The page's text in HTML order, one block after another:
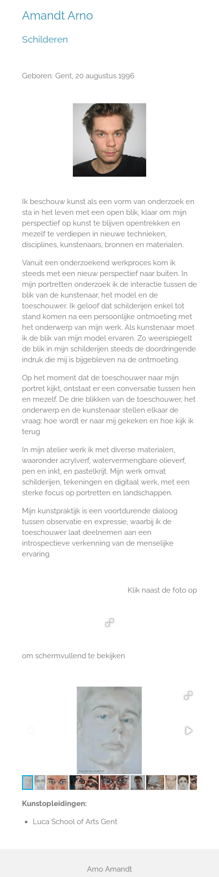
Amandt Arno
Schilderen
Geboren: Gent, 20 augustus 1996
Ik beschouw kunst als een vorm van onderzoek en
sta in het leven met een open blik, klaar om mijn
perspectief op kunst te blijven opentrekken en
mezelf te verdiepen in nieuwe technieken,
disciplines, kunstenaars, bronnen en materialen.
Vanuit een onderzoekend werkproces kom ik
steeds met een nieuw perspectief naar buiten. In
mijn portretten onderzoek ik de interactie tussen de
blik van de kunstenaar, het model en de
toeschouwer. Ik geloof dat schilderijen enkel tot
stand komen na een persoonlijke ontmoeting met
het onderwerp van mijn werk. Als kunstenaar moet
ik de blik van mijn model ervaren. Zo weerspiegelt
de blik in mijn schilderijen steeds de doordringende
indruk die mij is bijgebleven na de ontmoeting.
Op het moment dat de toeschouwer naar mijn
portret kijkt, ontstaat er een conversatie tussen hen
en mezelf. De drie blikken van de toeschouwer, het
onderwerp en de kunstenaar stellen elkaar de
vraag: hoe wordt er naar mij gekeken en hoe kijk ik
terug
In mijn atelier werk ik met diverse materialen,
waaronder acrylverf, watervermengbare olieverf,
pen en inkt, en pastelkrijt. Mijn werk omvat
schilderijen, tekeningen en digitaal werk, met een
sterke focus op portretten en landschappen.
Mijn kunstpraktijk is een voortdurende dialoog
tussen observatie en expressie, waarbij ik de
toeschouwer laat deelnemen aan een
introspectieve verkenning van de menselijke
ervaring.
Klik naast de foto op
om schermvullend te bekijken
Kunstopleidingen:
Luca School of Arts Gent
Arno Amandt